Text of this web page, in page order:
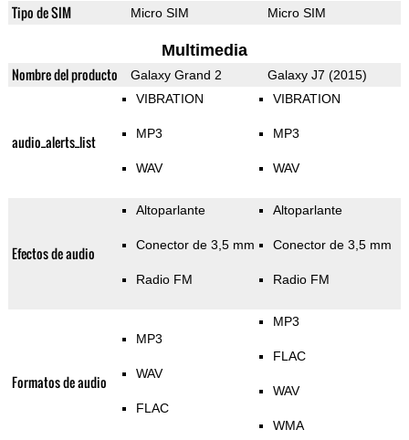
Tipo de SIM Micro SIM Micro SIM
Multimedia
Nombre del producto Galaxy Grand 2 Galaxy J7 (2015)
audio_alerts_list
VIBRATION
MP3
WAV
VIBRATION
MP3
WAV
Efectos de audio
Altoparlante
Conector de 3,5 mm
Radio FM
Altoparlante
Conector de 3,5 mm
Radio FM
Formatos de audio
MP3
WAV
FLAC
MP3
FLAC
WAV
WMA